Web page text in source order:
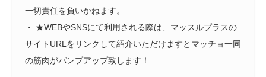
一切責任を負いかねます。
・ ★WEBやSNSにて利用される際は、マッスルプラスの
サイトURLをリンクして紹介いただけますとマッチョ一同
の筋肉がパンプアップ致します！